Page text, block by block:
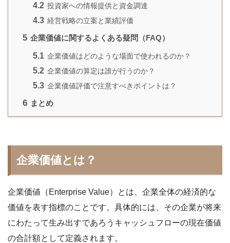
4.2 投資家への情報提供と資金調達
4.3 経営戦略の立案と業績評価
5 企業価値に関するよくある疑問（FAQ）
5.1 企業価値はどのような場面で使われるのか？
5.2 企業価値の算定は誰が行うのか？
5.3 企業価値評価で注意すべきポイントは？
6 まとめ
企業価値とは？
企業価値（Enterprise Value）とは、企業全体の経済的な
価値を表す指標のことです。具体的には、その企業が将来
にわたって生み出すであろうキャッシュフローの現在価値
の合計額として定義されます。